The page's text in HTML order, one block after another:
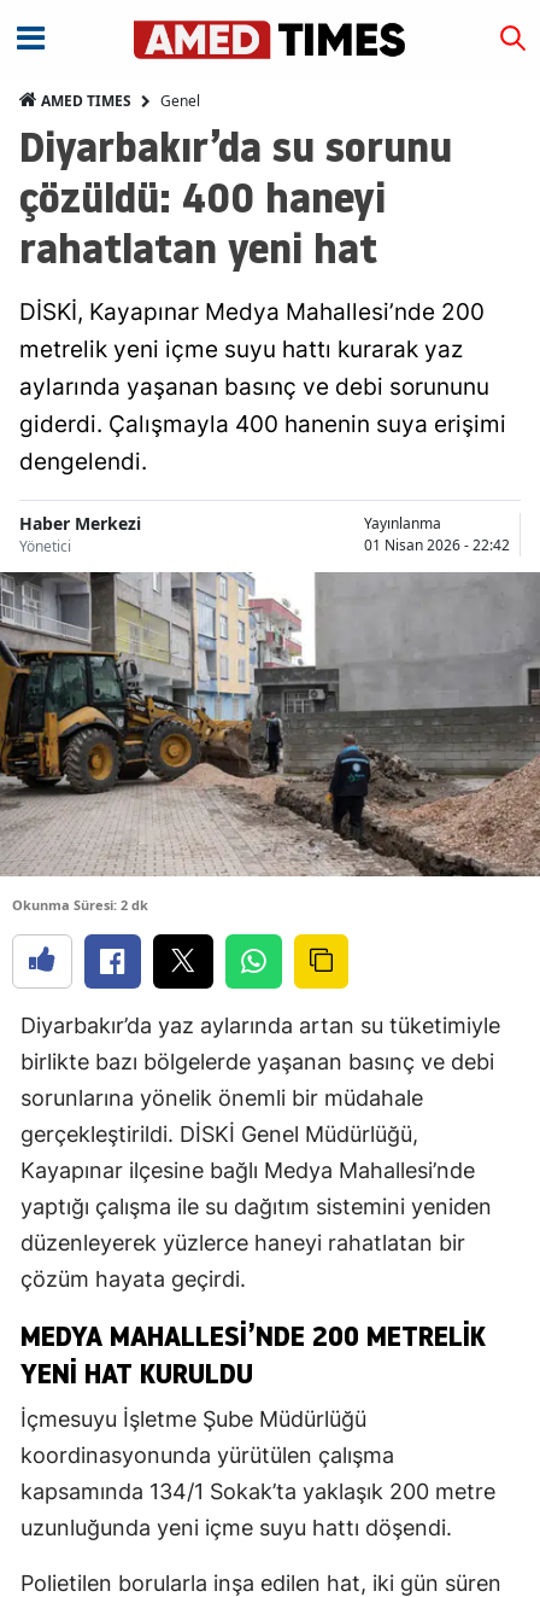
AMED TIMES Genel
Diyarbakır’da su sorunu
çözüldü: 400 haneyi
rahatlatan yeni hat
DİSKİ, Kayapınar Medya Mahallesi’nde 200
metrelik yeni içme suyu hattı kurarak yaz
aylarında yaşanan basınç ve debi sorununu
giderdi. Çalışmayla 400 hanenin suya erişimi
dengelendi.
Haber Merkezi
Yönetici
Yayınlanma
01 Nisan 2026 - 22:42
Okunma Süresi: 2 dk
Diyarbakır’da yaz aylarında artan su tüketimiyle
birlikte bazı bölgelerde yaşanan basınç ve debi
sorunlarına yönelik önemli bir müdahale
gerçekleştirildi. DİSKİ Genel Müdürlüğü,
Kayapınar ilçesine bağlı Medya Mahallesi’nde
yaptığı çalışma ile su dağıtım sistemini yeniden
düzenleyerek yüzlerce haneyi rahatlatan bir
çözüm hayata geçirdi.
MEDYA MAHALLESI’NDE 200 METRELIK
YENI HAT KURULDU
İçmesuyu İşletme Şube Müdürlüğü
koordinasyonunda yürütülen çalışma
kapsamında 134/1 Sokak’ta yaklaşık 200 metre
uzunluğunda yeni içme suyu hattı döşendi.
Polietilen borularla inşa edilen hat, iki gün süren